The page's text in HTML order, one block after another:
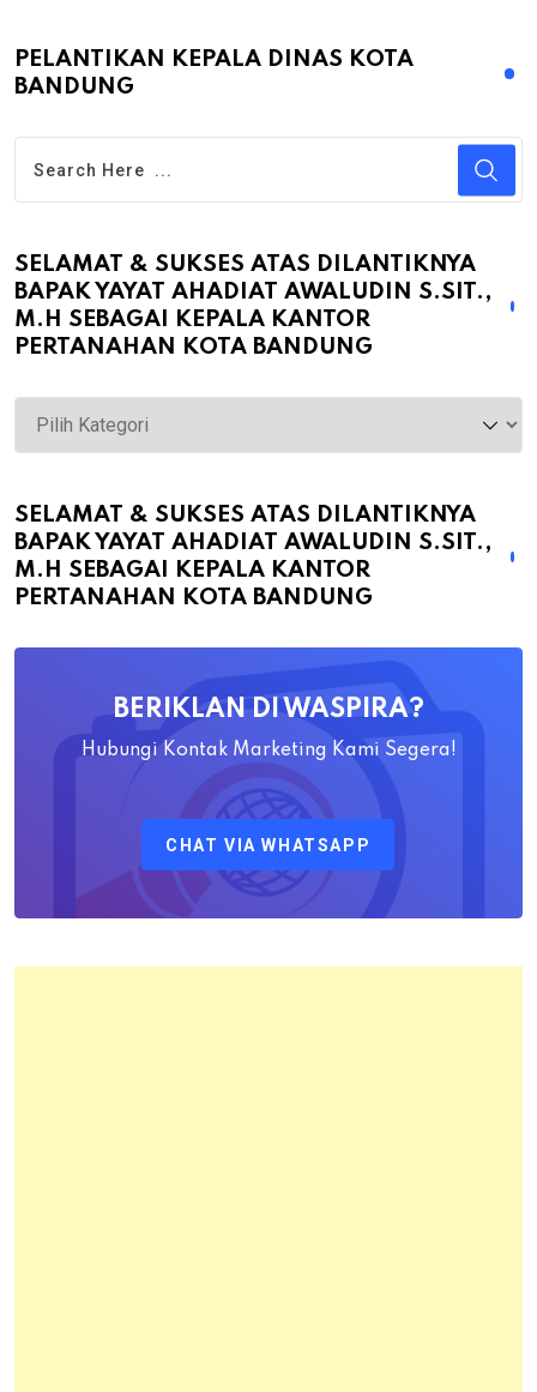
PELANTIKAN KEPALA DINAS KOTA
BANDUNG
SELAMAT & SUKSES ATAS DILANTIKNYA
BAPAK YAYAT AHADIAT AWALUDIN S.SIT.,
M.H SEBAGAI KEPALA KANTOR
PERTANAHAN KOTA BANDUNG
Selamat
&
atas
Dilantiknya
Bapak
Ahadiat
Pertanahan
Kota
SELAMAT & SUKSES ATAS DILANTIKNYA
BAPAK YAYAT AHADIAT AWALUDIN S.SIT.,
M.H SEBAGAI KEPALA KANTOR
PERTANAHAN KOTA BANDUNG
BERIKLAN DI WASPIRA?
Hubungi Kontak Marketing Kami Segera!
CHAT VIA WHATSAPP